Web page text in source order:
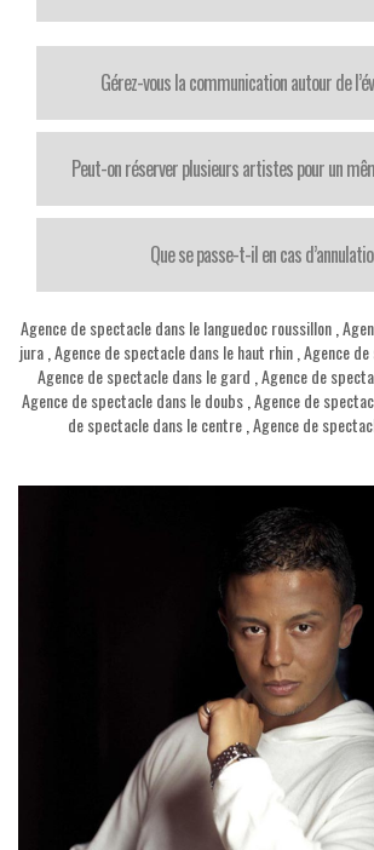
Gérez-vous la communication autour de
Peut-on réserver plusieurs artistes pour un
Que se passe-t-il en cas
Agence de spectacle dans le languedoc roussillon
jura Agence de spectacle dans le haut rhin Agence
Agence de spectacle dans le gard Agence de
Agence de spectacle dans le doubs, Agence de
de spectacle dans le centre Agence de